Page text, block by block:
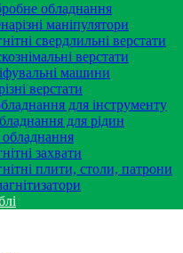
обладнання
маніпулятори
свердлильні верстати
верстати
машини
верстати
для інструменту
для рідин
захвати
плити, столи, патрони